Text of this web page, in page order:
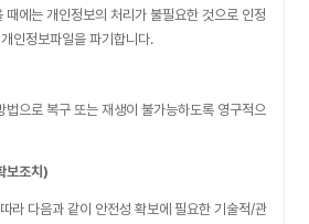
때에는 개인정보의 처리가 불필요한 것으로 인정
인정보파일을 파기합니다.
법으로 복구 또는 재생이 불가능하도록 영구적으
보조치)
라 다음과 같이 안전성 확보에 필요한 기술적/관